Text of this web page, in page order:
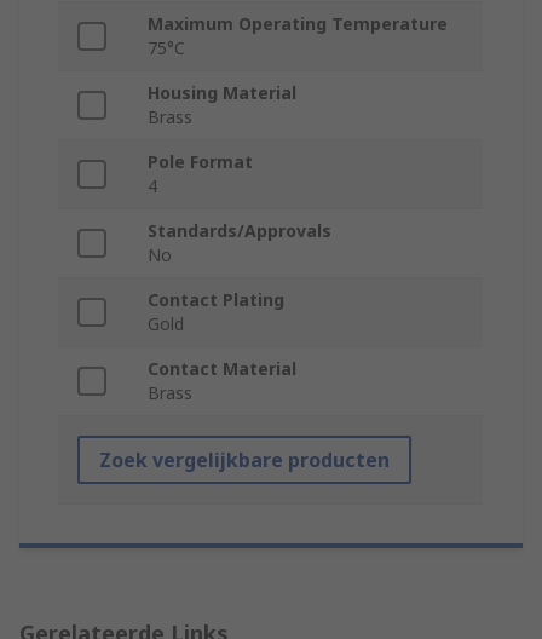
Maximum Operating Temperature
75°C
Housing Material
Brass
Pole Format
4
Standards/Approvals
No
Contact Plating
Gold
Contact Material
Brass
Zoek vergelijkbare producten